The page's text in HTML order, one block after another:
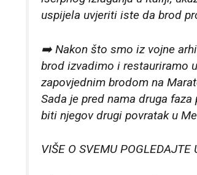
uspijela uvjeriti iste da brod
➡️ Nakon što smo iz vojne
brod izvadimo i restauriramo
zapovjednim brodom na
Sada je pred nama druga
biti njegov drugi povratak u
VIŠE O SVEMU